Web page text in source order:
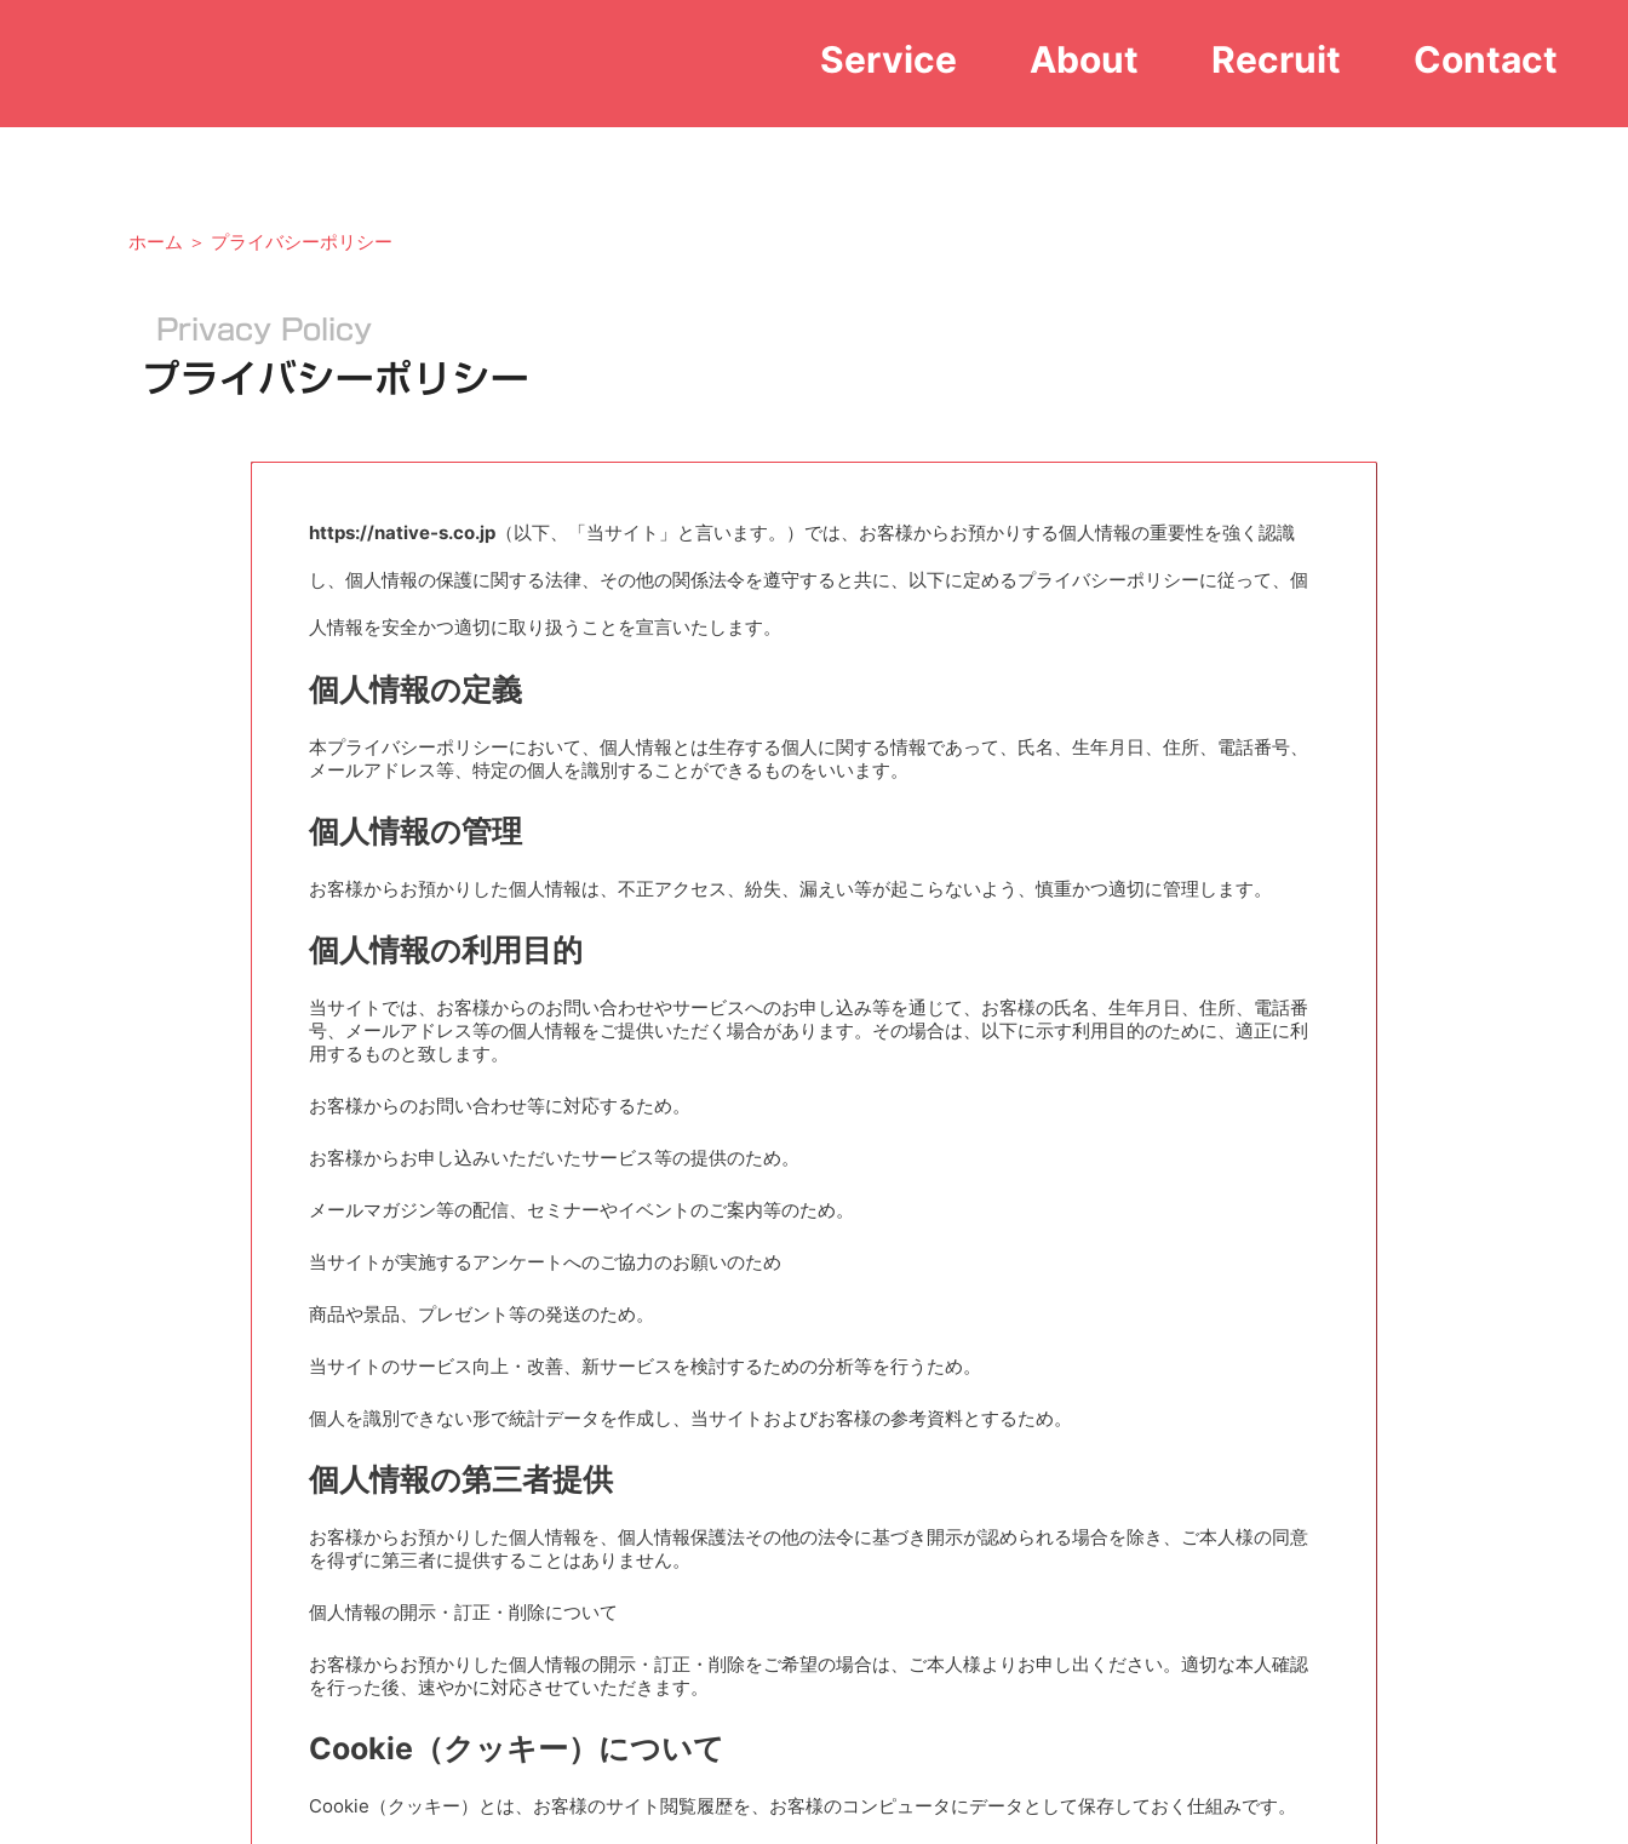
Service About Recruit Contact
ホーム ＞ プライバシーポリシー
Privacy Policy
プライバシーポリシー
https://native-s.co.jp（以下、「当サイト」と言います。）では、お客様からお預かりする個人情報の重要性を強く認識
し、個人情報の保護に関する法律、その他の関係法令を遵守すると共に、以下に定めるプライバシーポリシーに従って、個
人情報を安全かつ適切に取り扱うことを宣言いたします。
個人情報の定義
本プライバシーポリシーにおいて、個人情報とは生存する個人に関する情報であって、氏名、生年月日、住所、電話番号、
メールアドレス等、特定の個人を識別することができるものをいいます。
個人情報の管理
お客様からお預かりした個人情報は、不正アクセス、紛失、漏えい等が起こらないよう、慎重かつ適切に管理します。
個人情報の利用目的
当サイトでは、お客様からのお問い合わせやサービスへのお申し込み等を通じて、お客様の氏名、生年月日、住所、電話番
号、メールアドレス等の個人情報をご提供いただく場合があります。その場合は、以下に示す利用目的のために、適正に利
用するものと致します。
お客様からのお問い合わせ等に対応するため。
お客様からお申し込みいただいたサービス等の提供のため。
メールマガジン等の配信、セミナーやイベントのご案内等のため。
当サイトが実施するアンケートへのご協力のお願いのため
商品や景品、プレゼント等の発送のため。
当サイトのサービス向上・改善、新サービスを検討するための分析等を行うため。
個人を識別できない形で統計データを作成し、当サイトおよびお客様の参考資料とするため。
個人情報の第三者提供
お客様からお預かりした個人情報を、個人情報保護法その他の法令に基づき開示が認められる場合を除き、ご本人様の同意
を得ずに第三者に提供することはありません。
個人情報の開示・訂正・削除について
お客様からお預かりした個人情報の開示・訂正・削除をご希望の場合は、ご本人様よりお申し出ください。適切な本人確認
を行った後、速やかに対応させていただきます。
Cookie（クッキー）について
Cookie（クッキー）とは、お客様のサイト閲覧履歴を、お客様のコンピュータにデータとして保存しておく仕組みです。